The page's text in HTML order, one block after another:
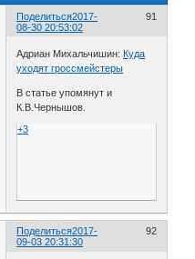
Поделиться 91
2017-
08-30 20:53:02
Адриан Михальчишин: Куда
уходят гроссмейстеры
В статье упомянут и
К.В.Чернышов.
+3
Поделиться 92
2017-
09-03 20:31:30